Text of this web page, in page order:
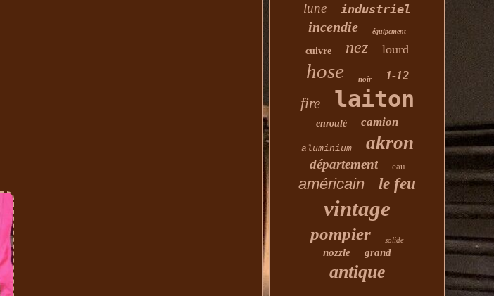
lune industriel
incendie équipement
cuivre nez lourd
hose noir 1-12
fire laiton
enroulé camion
aluminium akron
département eau
américain le feu
vintage
pompier solide
nozzle grand
antique